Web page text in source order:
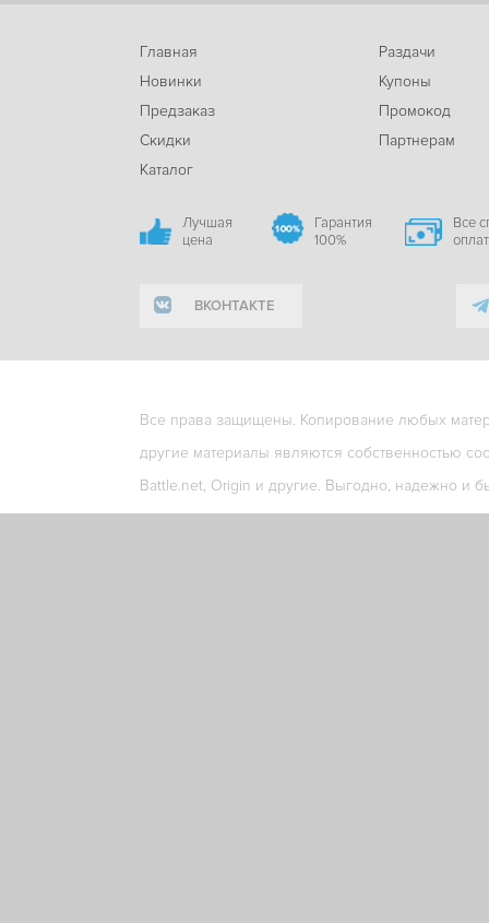
Главная
Новинки
Предзаказ
Скидки
Каталог
Раздачи
Купоны
Промокод
Партнерам
Лучшая
цена
Гарантия
100%
Все
ВКОНТАКТЕ
Все права защищены. Копирование любых
другие материалы являются собственностью
Battle.net, Origin и другие. Выгодно, надежно и